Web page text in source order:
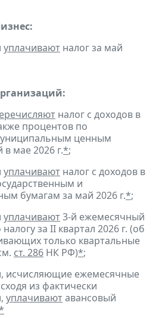
уплачивают налог за май
налог с доходов в
процентов по
ценным
мае 2026 г.*;
уплачивают налог с доходов в
и
бумагам за май 2026 г.*;
уплачивают3-й ежемесячный
за II квартал 2026 г. (об
только квартальные
ст. 286 НК РФ)*;
исчисляющие ежемесячные
из фактически
уплачиваютавансовый